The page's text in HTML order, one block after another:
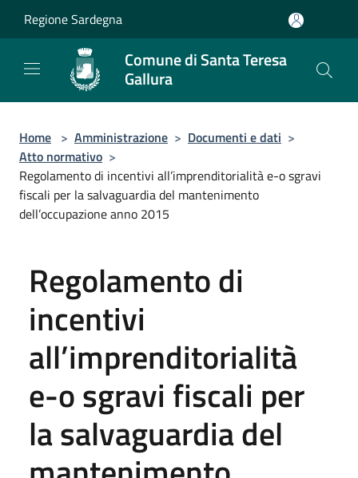
Regione Sardegna
Comune di Santa Teresa
Gallura
Home > Amministrazione > Documenti e dati >
Atto normativo >
Regolamento di incentivi all’imprenditorialità e-o sgravi
fiscali per la salvaguardia del mantenimento
dell’occupazione anno 2015
Regolamento di
incentivi
all’imprenditorialità
e-o sgravi fiscali per
la salvaguardia del